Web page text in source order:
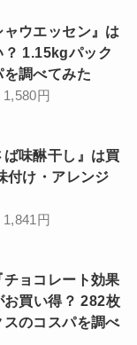
ウエッセン』は
？ 1.15kgパック
調べてみた
1,580円
味醂干し』は買
付け・アレンジ
1,841円
ョコレート効果
お買い得？ 282枚
スのコスパを調べ